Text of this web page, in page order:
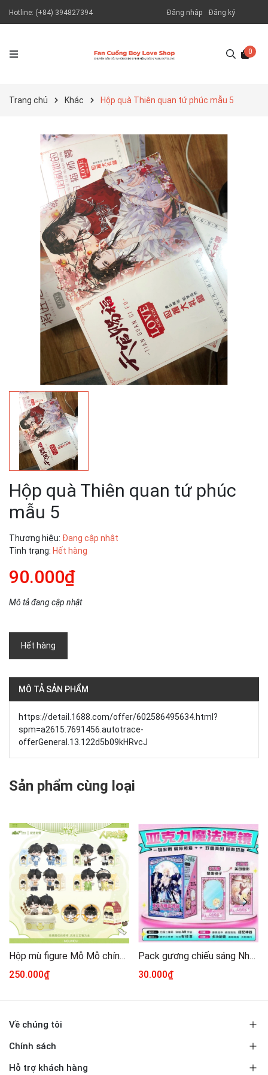
Hotline: (+84) 394827394 Đăng nhập Đăng ký
0
Trang chủ Khác Hộp quà Thiên quan tứ phúc mẫu 5
Hộp quà Thiên quan tứ phúc
mẫu 5
Thương hiệu: Đang cập nhật
Tình trạng: Hết hàng
90.000₫
Mô tả đang cập nhật
Hết hàng
MÔ TẢ SẢN PHẨM
https://detail.1688.com/offer/602586495634.html?
spm=a2615.7691456.autotrace-
offerGeneral.13.122d5b09kHRvcJ
Sản phẩm cùng loại
Hộp mù figure Mỗ Mỗ chính hãng Mẫu 1
250.000₫
Pack gương chiếu sáng Nhân ngư rơi xuống
30.000₫
Về chúng tôi
Chính sách
Hỗ trợ khách hàng